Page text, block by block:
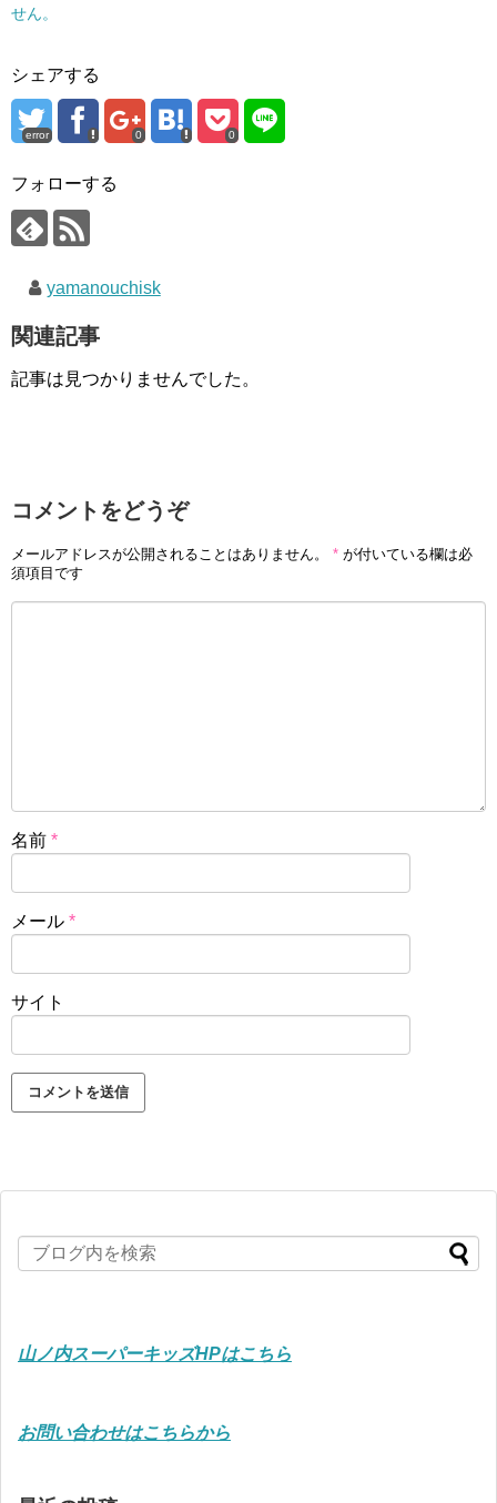
せん。
シェアする
error 0 0
フォローする
yamanouchisk
関連記事
記事は見つかりませんでした。
コメントをどうぞ
メールアドレスが公開されることはありません。 * が付いている欄は必
須項目です
名前 *
メール *
サイト
山ノ内スーパーキッズHPはこちら
お問い合わせはこちらから